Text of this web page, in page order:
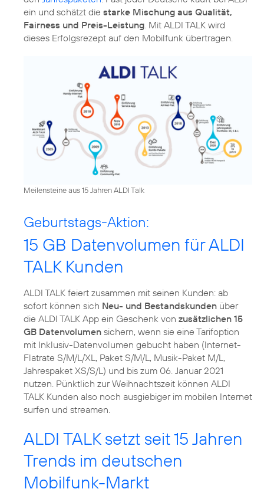
ein und schätzt die starke Mischung aus Qualität,
Fairness und Preis-Leistung . Mit ALDI TALK wird
dieses Erfolgsrezept auf den Mobilfunk übertragen.
Meilensteine aus 15 Jahren ALDI Talk
Geburtstags-Aktion:
15 GB Datenvolumen für ALDI
TALK Kunden
ALDI TALK feiert zusammen mit seinen Kunden: ab
sofort können sich Neu- und Bestandskunden über
die ALDI TALK App ein Geschenk von zusätzlichen 15
GB Datenvolumen sichern, wenn sie eine Tarifoption
mit Inklusiv-Datenvolumen gebucht haben (Internet-
Flatrate S/M/L/XL, Paket S/M/L, Musik-Paket M/L,
Jahrespaket XS/S/L) und bis zum 06. Januar 2021
nutzen. Pünktlich zur Weihnachtszeit können ALDI
TALK Kunden also noch ausgiebiger im mobilen Internet
surfen und streamen.
ALDI TALK setzt seit 15 Jahren
Trends im deutschen
Mobilfunk-Markt